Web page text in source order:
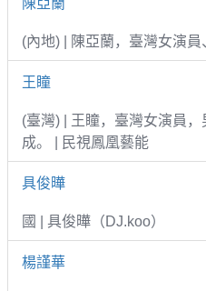
(內地) | 陳亞蘭，臺灣女演員
王瞳
(臺灣) | 王瞳，臺灣女演員
成。 | 民視鳳凰藝能
具俊曄
國 | 具俊曄（DJ.koo）
楊謹華